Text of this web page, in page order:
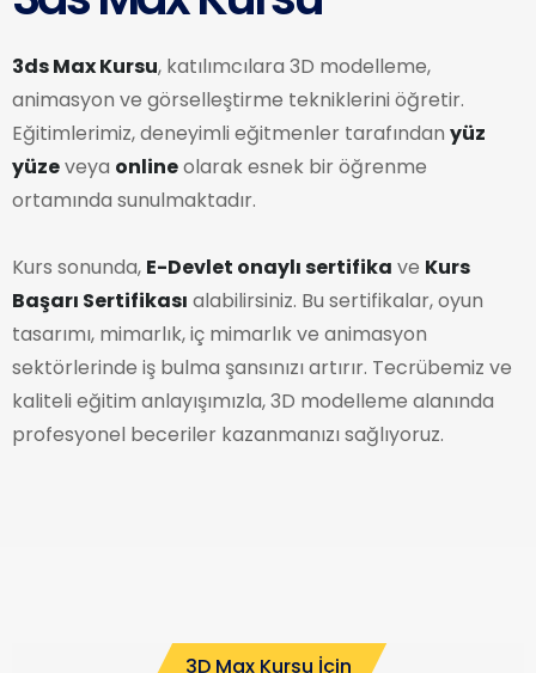
3ds Max Kursu, katılımcılara 3D modelleme,
animasyon ve görselleştirme tekniklerini öğretir.
Eğitimlerimiz, deneyimli eğitmenler tarafından yüz
yüzeveya onlineolarak esnek bir öğrenme
ortamında sunulmaktadır.
Kurs sonunda, E-Devlet onaylı sertifika ve Kurs
Başarı Sertifikası alabilirsiniz. Bu sertifikalar, oyun
tasarımı, mimarlık, iç mimarlık ve animasyon
sektörlerinde iş bulma şansınızı artırır. Tecrübemiz ve
kaliteli eğitim anlayışımızla, 3D modelleme alanında
profesyonel beceriler kazanmanızı sağlıyoruz.
3D Max Kursu İçin